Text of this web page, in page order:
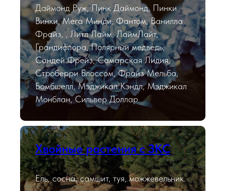
Даймонд Руж, Пинк Даймонд, Пинки
Винки, Мега Минди, Фантом, Ванилла
Фрайз, , Литл Лайм, ЛаймЛайт,
Грандифлора, Полярный медведь,
Сандей Фрейз, Самарская Лидия,
Строберри Блоссом, Фрайз Мельба,
Бомбшелл, Мэджикал Кэндл, Мэджикал
Монблан, Сильвер Доллар.
Хвойные растения с ЗКС
Ель, сосна, самшит, туя, можжевельник.